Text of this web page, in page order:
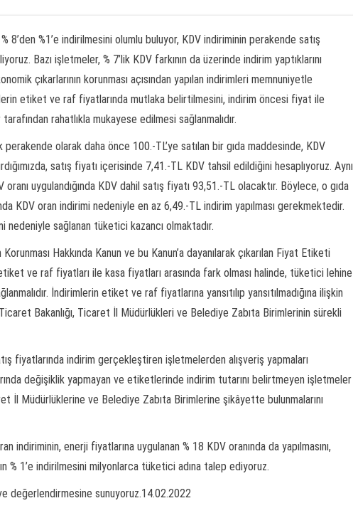
8’den %1’e indirilmesini olumlu buluyor, KDV indiriminin perakende satış
Bazı işletmeler, % 7’lik KDV farkının da üzerinde indirim yaptıklarını
çıkarlarının korunması açısından yapılan indirimleri memnuniyetle
etiket ve raf fiyatlarında mutlaka belirtilmesini, indirim öncesi fiyat ile
rahatlıkla mukayese edilmesi sağlanmalıdır.
perakende olarak daha önce 100.-TL’ye satılan bir gıda maddesinde, KDV
satış fiyatı içerisinde 7,41.-TL KDV tahsil edildiğini hesaplıyoruz. Aynı
uygulandığında KDV dahil satış fiyatı 93,51.-TL olacaktır. Böylece, o gıda
KDV oran indirimi nedeniyle en az 6,49.-TL indirim yapılması gerekmektedir.
nedeniyle sağlanan tüketici kazancı olmaktadır.
Hakkında Kanun ve bu Kanun’a dayanılarak çıkarılan Fiyat Etiketi
ve raf fiyatları ile kasa fiyatları arasında fark olması halinde, tüketici lehine
İndirimlerin etiket ve raf fiyatlarına yansıtılıp yansıtılmadığına ilişkin
Bakanlığı, Ticaret İl Müdürlükleri ve Belediye Zabıta Birimlerinin sürekli
fiyatlarında indirim gerçekleştiren işletmelerden alışveriş yapmaları
değişiklik yapmayan ve etiketlerinde indirim tutarını belirtmeyen işletmeler
İl Müdürlüklerine ve Belediye Zabıta Birimlerine şikâyette bulunmalarını
indiriminin, enerji fiyatlarına uygulanan % 18 KDV oranında da yapılmasını,
% 1’e indirilmesini milyonlarca tüketici adına talep ediyoruz.
değerlendirmesine sunuyoruz.14.02.2022